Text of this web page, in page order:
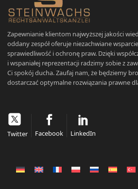
Zapewnianie klientom najwyższej jakości
oddany zespół oferuje niezachwiane
sprawiedliwość i ochronę praw. Dzięki
i wspaniałej reprezentacji radzimy sobie z
Ci spokój ducha. Zaufaj nam, że będziemy
dostarczać optymalne rozwiązania prawne
Twitter Facebook LinkedIn